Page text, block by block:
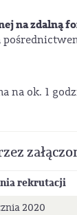
na zdalną
na ok. 1
rekrutacji
2020